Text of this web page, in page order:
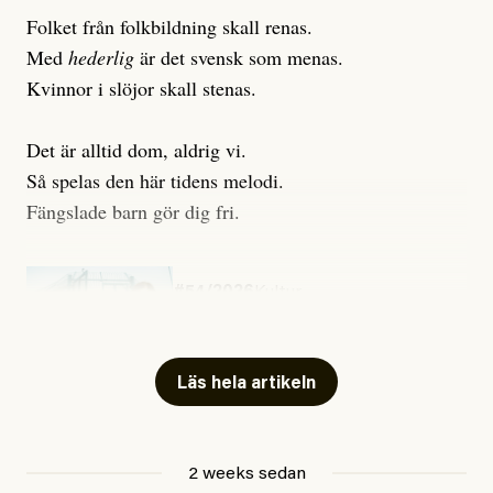
Folket från folkbildning skall renas.
Med hederlig är det svensk som menas.
Kvinnor i slöjor skall stenas.
Det är alltid dom, aldrig vi.
Så spelas den här tidens melodi.
Fängslade barn gör dig fri.
Läs hela artikeln
2 weeks sedan